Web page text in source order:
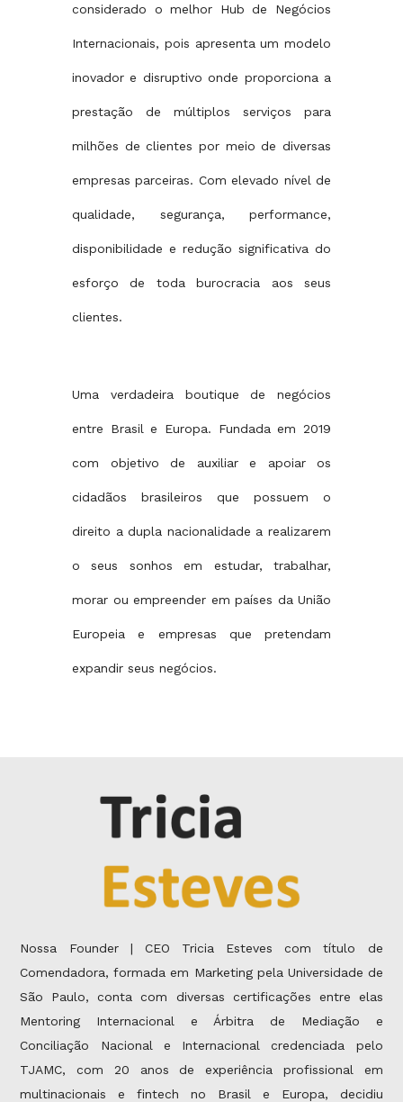
considerado o melhor Hub de Negócios
Internacionais, pois apresenta um modelo
inovador e disruptivo onde proporciona a
prestação de múltiplos serviços para
milhões de clientes por meio de diversas
empresas parceiras. Com elevado nível de
qualidade, segurança, performance,
disponibilidade e redução significativa do
esforço de toda burocracia aos seus
clientes.
Uma verdadeira boutique de negócios
entre Brasil e Europa. Fundada em 2019
com objetivo de auxiliar e apoiar os
cidadãos brasileiros que possuem o
direito a dupla nacionalidade a realizarem
o seus sonhos em estudar, trabalhar,
morar ou empreender em países da União
Europeia e empresas que pretendam
expandir seus negócios.
Nossa Founder | CEO Tricia Esteves com título de
Comendadora, formada em Marketing pela Universidade de
São Paulo, conta com diversas certificações entre elas
Mentoring Internacional e Árbitra de Mediação e
Conciliação Nacional e Internacional credenciada pelo
TJAMC, com 20 anos de experiência profissional em
multinacionais e fintech no Brasil e Europa, decidiu